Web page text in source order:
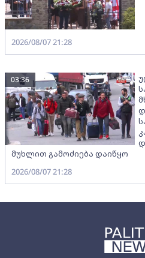
2026/08/07 21:28
მუხლით გამოძიება დაიწყო
03:36
2026/08/07 21:28